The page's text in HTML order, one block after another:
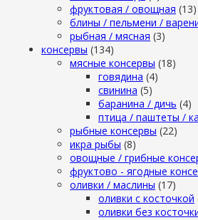
фруктовая / овощная (13)
блины / пельмени /
рыбная / мясная (3)
консервы (134)
мясные консервы (18)
говядина (4)
свинина (5)
баранина / дичь (4)
птица / паштеты /
рыбные консервы (22)
икра рыбы (8)
овощные / грибные
фруктово - ягодные
оливки / маслины (17)
оливки с косточкой
оливки без